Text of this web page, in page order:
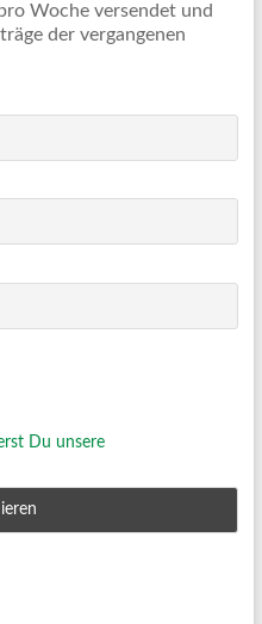
Woche versendet und
der vergangenen
Du unsere